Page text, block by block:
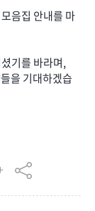
음집 안내를 마
기를 바라며,
을 기대하겠습